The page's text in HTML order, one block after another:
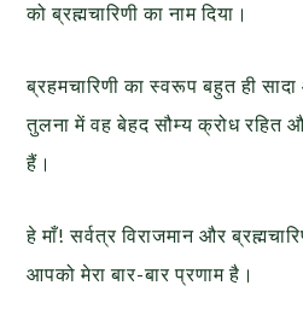
को ब्रह्मचारिणी का नाम दिया।
ब्रहमचारिणी का स्वरूप बहुत ही
तुलना में वह बेहद सौम्य क्रोध रहित
हैं।
हे माँ! सर्वत्र विराजमान और
आपको मेरा बार-बार प्रणाम है।